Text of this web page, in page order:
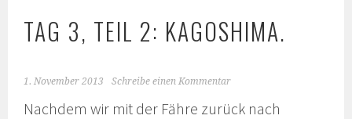
TAG 3, TEIL 2: KAGOSHIMA.
1. November 2013 Schreibe einen Kommentar
Nachdem wir mit der Fähre zurück nach